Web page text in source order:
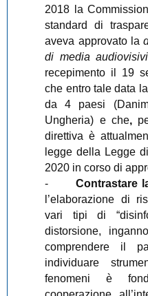
2018 la
standard di
aveva approvato la
di media audiovisivi
recepimento il 19
che entro tale data
da 4 paesi
Ungheria) e che,
direttiva è
legge della Legge
2020 in corso di
-
Contrastare
l’elaborazione di
vari tipi di
distorsione,
comprendere il
individuare
fenomeni è